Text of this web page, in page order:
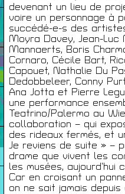
devenant un lieu de
voire un personnage à
succédé-e-s des
Moyra Davey, Jean-Luc
Mannaerts, Boris
Cornaro, Cécile Bart,
Capouet, Nathalie Du
Dedobbeleer, Conny
Ana Jotta et Pierre
une performance
Teatrino/Palermo au
collaboration – qui
des rideaux fermés, et
Je reviens de suite » –
drame que vivent les
les musées,
Car en croisant un
on ne sait jamais
À Propos
Infos
Cartes De
Saisons